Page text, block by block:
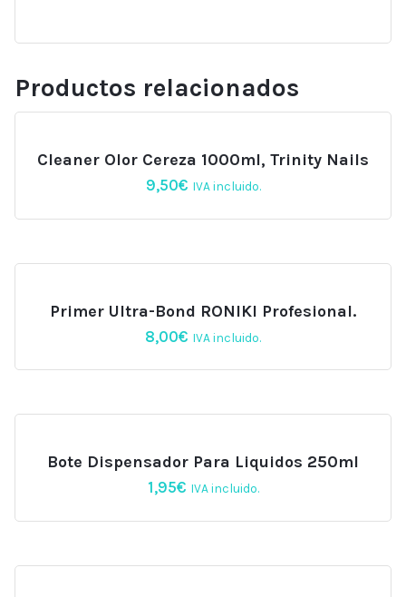
Productos relacionados
Cleaner Olor Cereza 1000ml, Trinity Nails
9,50€ IVA incluido.
Primer Ultra-Bond RONIKI Profesional.
8,00€ IVA incluido.
Bote Dispensador Para Liquidos 250ml
1,95€ IVA incluido.